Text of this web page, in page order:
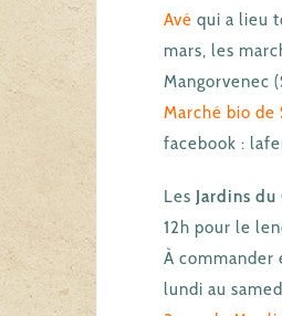
Avé qui a lieu
mars, les
Mangorvenec
Marché bio
facebook :
Les Jardins
12h pour le
À commander
lundi au